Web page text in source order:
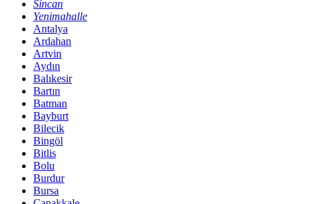
Sincan
Yenimahalle
Antalya
Ardahan
Artvin
Aydın
Balıkesir
Bartın
Batman
Bayburt
Bilecik
Bingöl
Bitlis
Bolu
Burdur
Bursa